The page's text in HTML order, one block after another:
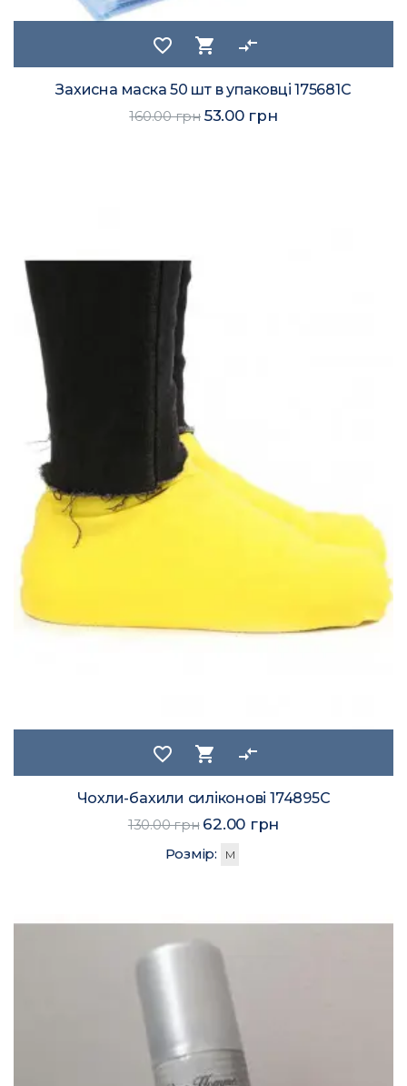
favorite_border shopping_cart compare_arrows
Захисна маска 50 шт в упаковці 175681C
160.00 грн 53.00 грн
favorite_border shopping_cart compare_arrows
Чохли-бахили силіконові 174895C
130.00 грн 62.00 грн
Розмір: M